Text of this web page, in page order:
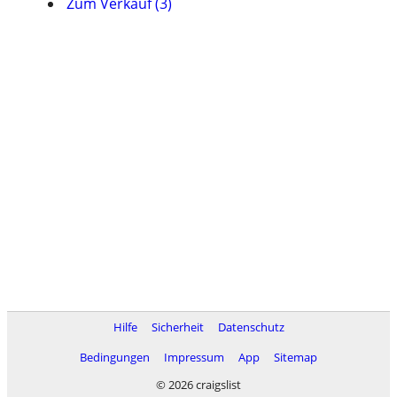
Hilfe Sicherheit
Datenschutz
Bedingungen
Impressum App
Sitemap
© 2026 craigslist